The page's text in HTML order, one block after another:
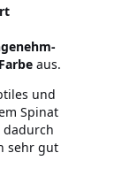
aus.
und
Spinat
dadurch
sehr gut